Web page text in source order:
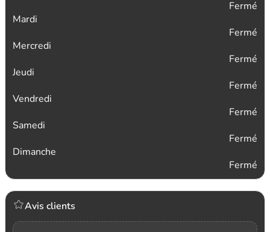
Fermé
Mardi
Fermé
Mercredi
Fermé
Jeudi
Fermé
Vendredi
Fermé
Samedi
Fermé
Dimanche
Fermé
Avis clients